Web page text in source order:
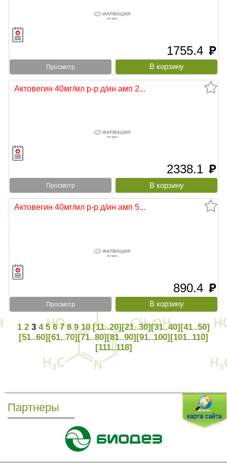
1755.4 руб
Просмотр
Актовегин 40мг/мл р-р д/ин амп 2...
2338.1 руб
Просмотр
Актовегин 40мг/мл р-р д/ин амп 5...
890.4 руб
Просмотр
1 2 3 4 5 6 7 8 9 10 [11..20][21..30][31..40][41..50]
[51..60][61..70][71..80][81..90][91..100][101..110]
[111..118]
Партнеры